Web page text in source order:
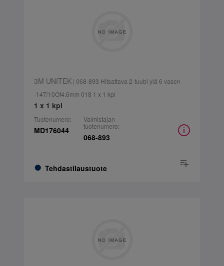
3M UNITEK| 068-893 Hitsattava 2-tuubi ylä 6 vasen
-14T/10Of4.6mm 018 1 x 1 kpl
1 x 1 kpl
Tuotenumero:
MD176044
Tehdastilaustuote
Valmistajan
tuotenumero:
068-893